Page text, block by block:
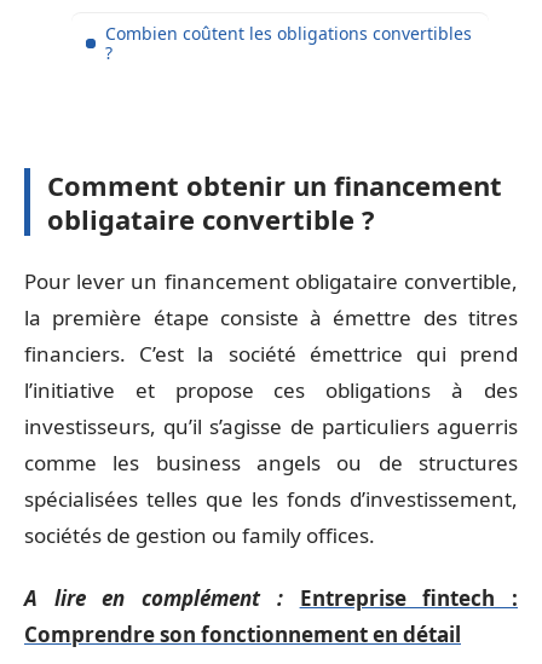
Combien coûtent les obligations convertibles
?
Comment obtenir un financement
obligataire convertible ?
Pour lever un financement obligataire convertible,
la première étape consiste à émettre des titres
financiers. C’est la société émettrice qui prend
l’initiative et propose ces obligations à des
investisseurs, qu’il s’agisse de particuliers aguerris
comme les business angels ou de structures
spécialisées telles que les fonds d’investissement,
sociétés de gestion ou family offices.
A lire en complément :
Entreprise fintech :
Comprendre son fonctionnement en détail